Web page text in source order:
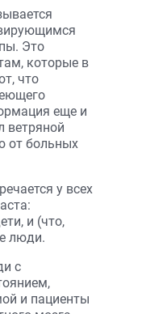
Это
которые в
что
еще и
ветряной
от больных
у всех
и (что,
люди.
с
и пациенты